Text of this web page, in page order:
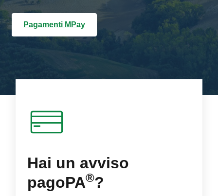
Pagamenti MPay
Hai un avviso
pagoPA®?